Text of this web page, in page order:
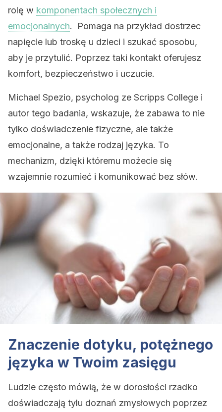
rolę w komponentach społecznych i
emocjonalnych. Pomaga na przykład dostrzec
napięcie lub troskę u dzieci i szukać sposobu,
aby je przytulić. Poprzez taki kontakt oferujesz
komfort, bezpieczeństwo i uczucie.
Michael Spezio, psycholog ze Scripps College i
autor tego badania, wskazuje, że zabawa to nie
tylko doświadczenie fizyczne, ale także
emocjonalne, a także rodzaj języka. To
mechanizm, dzięki któremu możecie się
wzajemnie rozumieć i komunikować bez słów.
Znaczenie dotyku, potężnego
języka w Twoim zasięgu
Ludzie często mówią, że w dorosłości rzadko
doświadczają tylu doznań zmysłowych poprzez